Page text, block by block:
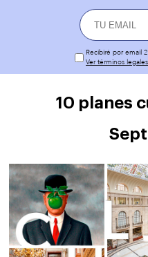
Recibiré por email
Ver términos legales
10 planes